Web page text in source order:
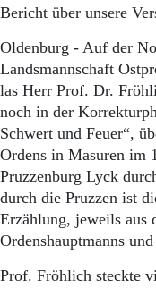
Bericht über unsere
Oldenburg - Auf der
Landsmannschaft
las Herr Prof. Dr.
noch in der
Schwert und Feuer“,
Ordens in Masuren im
Pruzzenburg Lyck
durch die Pruzzen ist
Erzählung, jeweils aus
Ordenshauptmanns
Prof. Fröhlich steckte